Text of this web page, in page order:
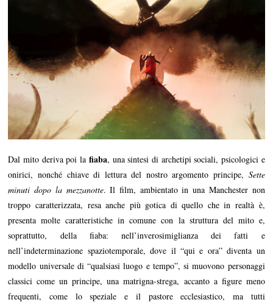
Dal mito deriva poi la fiaba, una sintesi di archetipi sociali, psicologici e
onirici, nonché chiave di lettura del nostro argomento principe, Sette
minuti dopo la mezzanotte. Il film, ambientato in una Manchester non
troppo caratterizzata, resa anche più gotica di quello che in realtà è,
presenta molte caratteristiche in comune con la struttura del mito e,
soprattutto, della fiaba: nell’inverosimiglianza dei fatti e
nell’indeterminazione spaziotemporale, dove il “qui e ora” diventa un
modello universale di “qualsiasi luogo e tempo”, si muovono personaggi
classici come un principe, una matrigna-strega, accanto a figure meno
frequenti, come lo speziale e il pastore ecclesiastico, ma tutti